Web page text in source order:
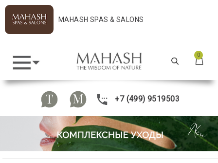
MAHASH SPAS & SALONS
0
+7 (499) 9519503